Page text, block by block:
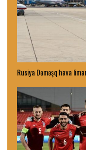
Rusiya Dəməşq hava